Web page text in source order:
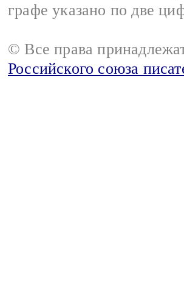
графе указано по две
© Все права
Российского союза